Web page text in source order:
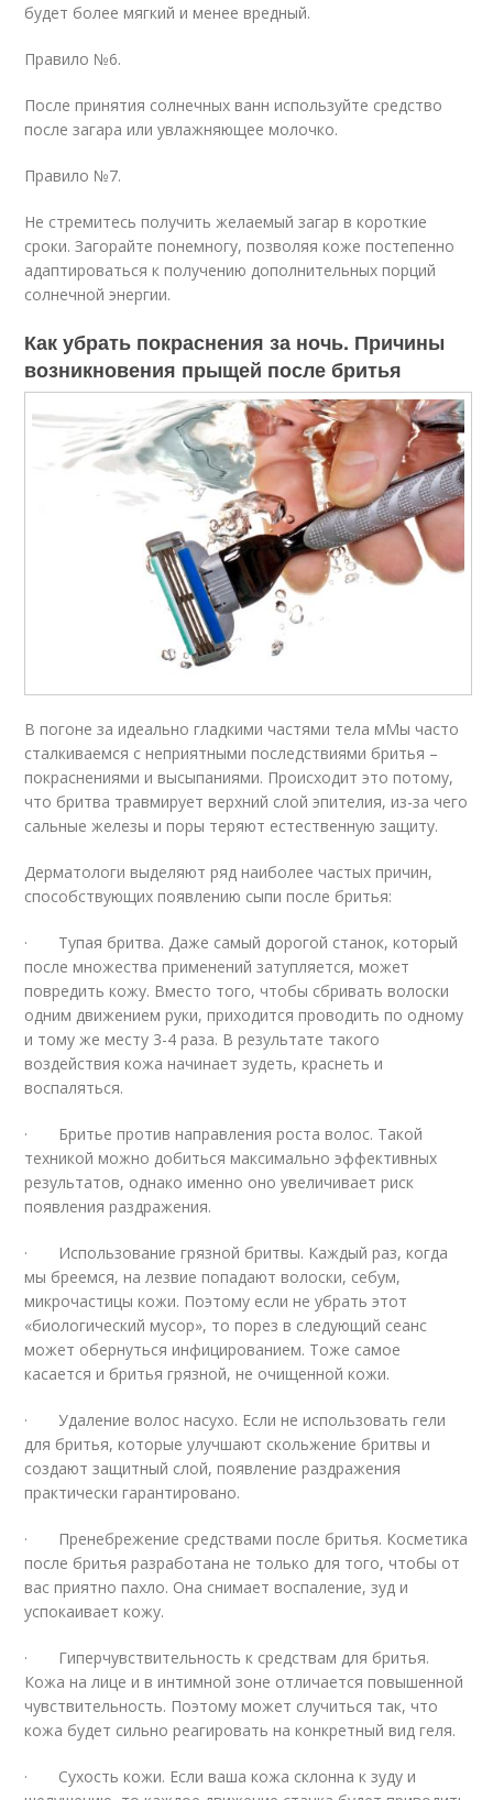
будет более мягкий и менее вредный.
Правило №6.
После принятия солнечных ванн используйте средство
после загара или увлажняющее молочко.
Правило №7.
Не стремитесь получить желаемый загар в короткие
сроки. Загорайте понемногу, позволяя коже постепенно
адаптироваться к получению дополнительных порций
солнечной энергии.
Как убрать покраснения за ночь. Причины
возникновения прыщей после бритья
В погоне за идеально гладкими частями тела мМы часто
сталкиваемся с неприятными последствиями бритья –
покраснениями и высыпаниями. Происходит это потому,
что бритва травмирует верхний слой эпителия, из-за чего
сальные железы и поры теряют естественную защиту.
Дерматологи выделяют ряд наиболее частых причин,
способствующих появлению сыпи после бритья:
· Тупая бритва. Даже самый дорогой станок, который
после множества применений затупляется, может
повредить кожу. Вместо того, чтобы сбривать волоски
одним движением руки, приходится проводить по одному
и тому же месту 3-4 раза. В результате такого
воздействия кожа начинает зудеть, краснеть и
воспаляться.
· Бритье против направления роста волос. Такой
техникой можно добиться максимально эффективных
результатов, однако именно оно увеличивает риск
появления раздражения.
· Использование грязной бритвы. Каждый раз, когда
мы бреемся, на лезвие попадают волоски, себум,
микрочастицы кожи. Поэтому если не убрать этот
«биологический мусор», то порез в следующий сеанс
может обернуться инфицированием. Тоже самое
касается и бритья грязной, не очищенной кожи.
· Удаление волос насухо. Если не использовать гели
для бритья, которые улучшают скольжение бритвы и
создают защитный слой, появление раздражения
практически гарантировано.
· Пренебрежение средствами после бритья. Косметика
после бритья разработана не только для того, чтобы от
вас приятно пахло. Она снимает воспаление, зуд и
успокаивает кожу.
· Гиперчувствительность к средствам для бритья.
Кожа на лице и в интимной зоне отличается повышенной
чувствительность. Поэтому может случиться так, что
кожа будет сильно реагировать на конкретный вид геля.
· Сухость кожи. Если ваша кожа склонна к зуду и